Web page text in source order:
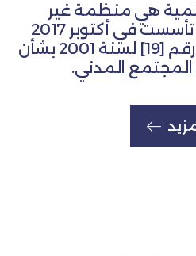
هي منظمة غير
حكومية غير ربحية، تأسست في أكتوبر 2017
وفقاً لأحكام القانون رقم [19] لسنة 2001 بشأن
المجتمع المدني.